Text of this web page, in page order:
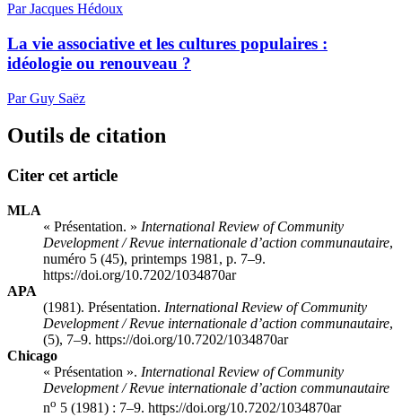
Par Jacques Hédoux
La vie associative et les cultures populaires :
idéologie ou renouveau ?
Par Guy Saëz
Outils de citation
Citer cet article
MLA
« Présentation. » International Review of Community
Development / Revue internationale d’action communautaire,
numéro 5 (45), printemps 1981, p. 7–9.
https://doi.org/10.7202/1034870ar
APA
(1981). Présentation. International Review of Community
Development / Revue internationale d’action communautaire,
(5), 7–9. https://doi.org/10.7202/1034870ar
Chicago
« Présentation ». International Review of Community
Development / Revue internationale d’action communautaire
no 5 (1981) : 7–9. https://doi.org/10.7202/1034870ar